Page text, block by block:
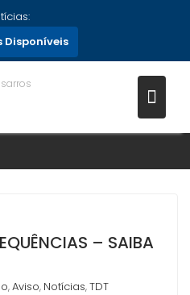
Disponíveis
– SAIBA
,Aviso, Notícias,TDT